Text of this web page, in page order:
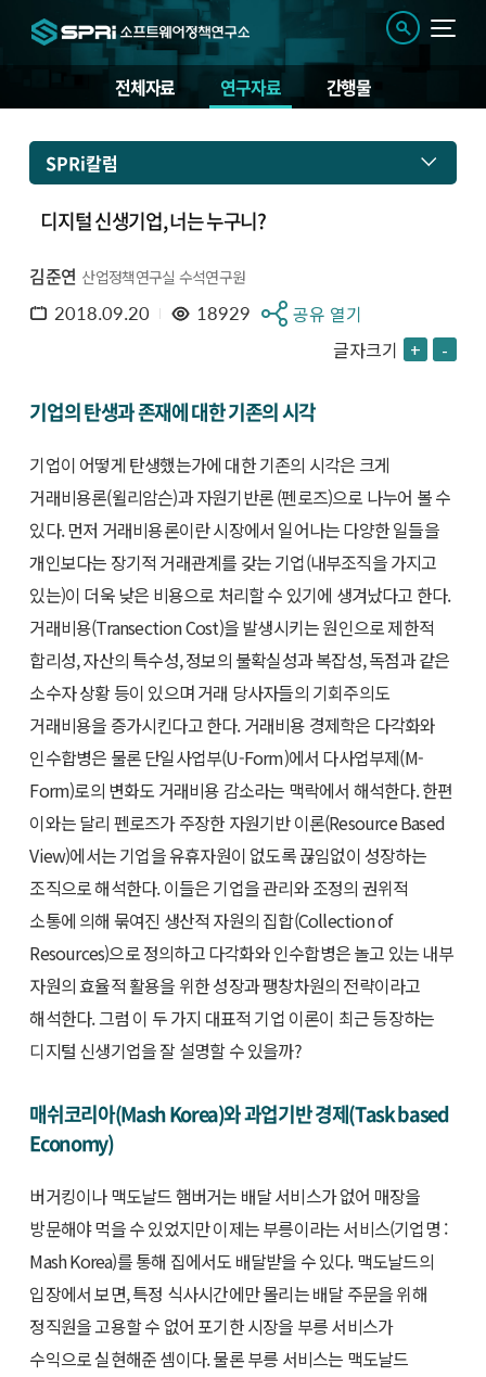
전체자료 연구자료 간행물
SPRi칼럼
디지털 신생기업, 너는 누구니?
김준연 산업정책연구실 수석연구원
2018.09.20 18929
공유 열기
글자크기 + -
기업의 탄생과 존재에 대한 기존의 시각
기업이 어떻게 탄생했는가에 대한 기존의 시각은 크게
거래비용론(윌리암슨)과 자원기반론 (펜로즈)으로 나누어 볼 수
있다. 먼저 거래비용론이란 시장에서 일어나는 다양한 일들을
개인보다는 장기적 거래관계를 갖는 기업(내부조직을 가지고
있는)이 더욱 낮은 비용으로 처리할 수 있기에 생겨났다고 한다.
거래비용(Transection Cost)을 발생시키는 원인으로 제한적
합리성, 자산의 특수성, 정보의 불확실성과 복잡성, 독점과 같은
소수자 상황 등이 있으며 거래 당사자들의 기회주의도
거래비용을 증가시킨다고 한다. 거래비용 경제학은 다각화와
인수합병은 물론 단일사업부(U-Form)에서 다사업부제(M-
Form)로의 변화도 거래비용 감소라는 맥락에서 해석한다. 한편
이와는 달리 펜로즈가 주장한 자원기반 이론(Resource Based
View)에서는 기업을 유휴자원이 없도록 끊임없이 성장하는
조직으로 해석한다. 이들은 기업을 관리와 조정의 권위적
소통에 의해 묶여진 생산적 자원의 집합(Collection of
Resources)으로 정의하고 다각화와 인수합병은 놀고 있는 내부
자원의 효율적 활용을 위한 성장과 팽창차원의 전략이라고
해석한다. 그럼 이 두 가지 대표적 기업 이론이 최근 등장하는
디지털 신생기업을 잘 설명할 수 있을까?
매쉬코리아(Mash Korea)와 과업기반 경제(Task based
Economy)
버거킹이나 맥도날드 햄버거는 배달 서비스가 없어 매장을
방문해야 먹을 수 있었지만 이제는 부릉이라는 서비스(기업명 :
Mash Korea)를 통해 집에서도 배달받을 수 있다. 맥도날드의
입장에서 보면, 특정 식사시간에만 몰리는 배달 주문을 위해
정직원을 고용할 수 없어 포기한 시장을 부릉 서비스가
수익으로 실현해준 셈이다. 물론 부릉 서비스는 맥도날드